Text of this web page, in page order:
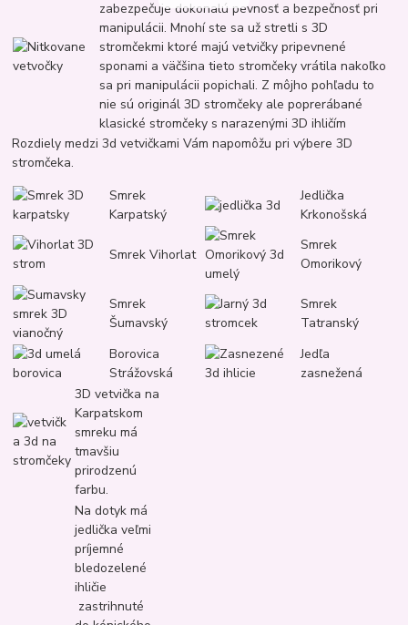
zabezpečuje dokonalú pevnosť a bezpečnosť pri
manipulácii. Mnohí ste sa už stretli s 3D
stromčekmi ktoré majú vetvičky pripevnené
sponami a väčšina tieto stromčeky vrátila nakoľko
sa pri manipulácii popichali. Z môjho pohľadu to
nie sú originál 3D stromčeky ale poprerábané
klasické stromčeky s narazenými 3D ihličím
Rozdiely medzi 3d vetvičkami Vám napomôžu pri výbere 3D
stromčeka.
Smrek
Karpatský
Jedlička
Krkonošská
Smrek Vihorlat
Smrek
Omorikový
Smrek
Šumavský
Smrek
Tatranský
Borovica
Strážovská
Jedľa
zasnežená
3D vetvička na
Karpatskom
smreku má
tmavšiu
prirodzenú
farbu.
Na dotyk má
jedlička veľmi
príjemné
bledozelené
ihličie
zastrihnuté